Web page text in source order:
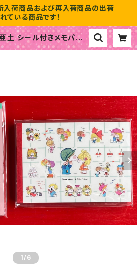
入荷商品および再入荷商品の出荷
ている商品です！
土 シール付きメモパッド
おもちゃ箱画廊 officia
1 /6